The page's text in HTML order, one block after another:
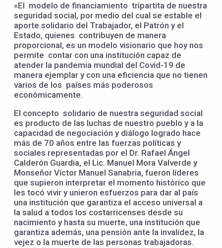
«El modelo de financiamiento tripartita de nuestra
seguridad social, por medio del cual se estable el
aporte solidario del Trabajador, el Patrón y el
Estado, quienes contribuyen de manera
proporcional, es un modelo visionario que hoy nos
permite contar con una institución capaz de
atender la pandemia mundial del Covid-19 de
manera ejemplar y con una eficiencia que no tienen
varios de los países más poderosos
económicamente.
El concepto solidario de nuestra seguridad social
es producto de las luchas de nuestro pueblo y a la
capacidad de negociación y diálogo logrado hace
más de 70 años entre las fuerzas políticas y
sociales representadas por el Dr. Rafael Ángel
Calderón Guardia, el Lic. Manuel Mora Valverde y
Monseñor Víctor Manuel Sanabria, fueron líderes
que supieron interpretar el momento histórico que
les tocó vivir y unieron esfuerzos para dar al país
una institución que garantiza el acceso universal a
la salud a todos los costarricenses desde su
nacimiento y hasta su muerte, una institución que
garantiza además, una pensión ante la invalidez, la
vejez o la muerte de las personas trabajadoras.